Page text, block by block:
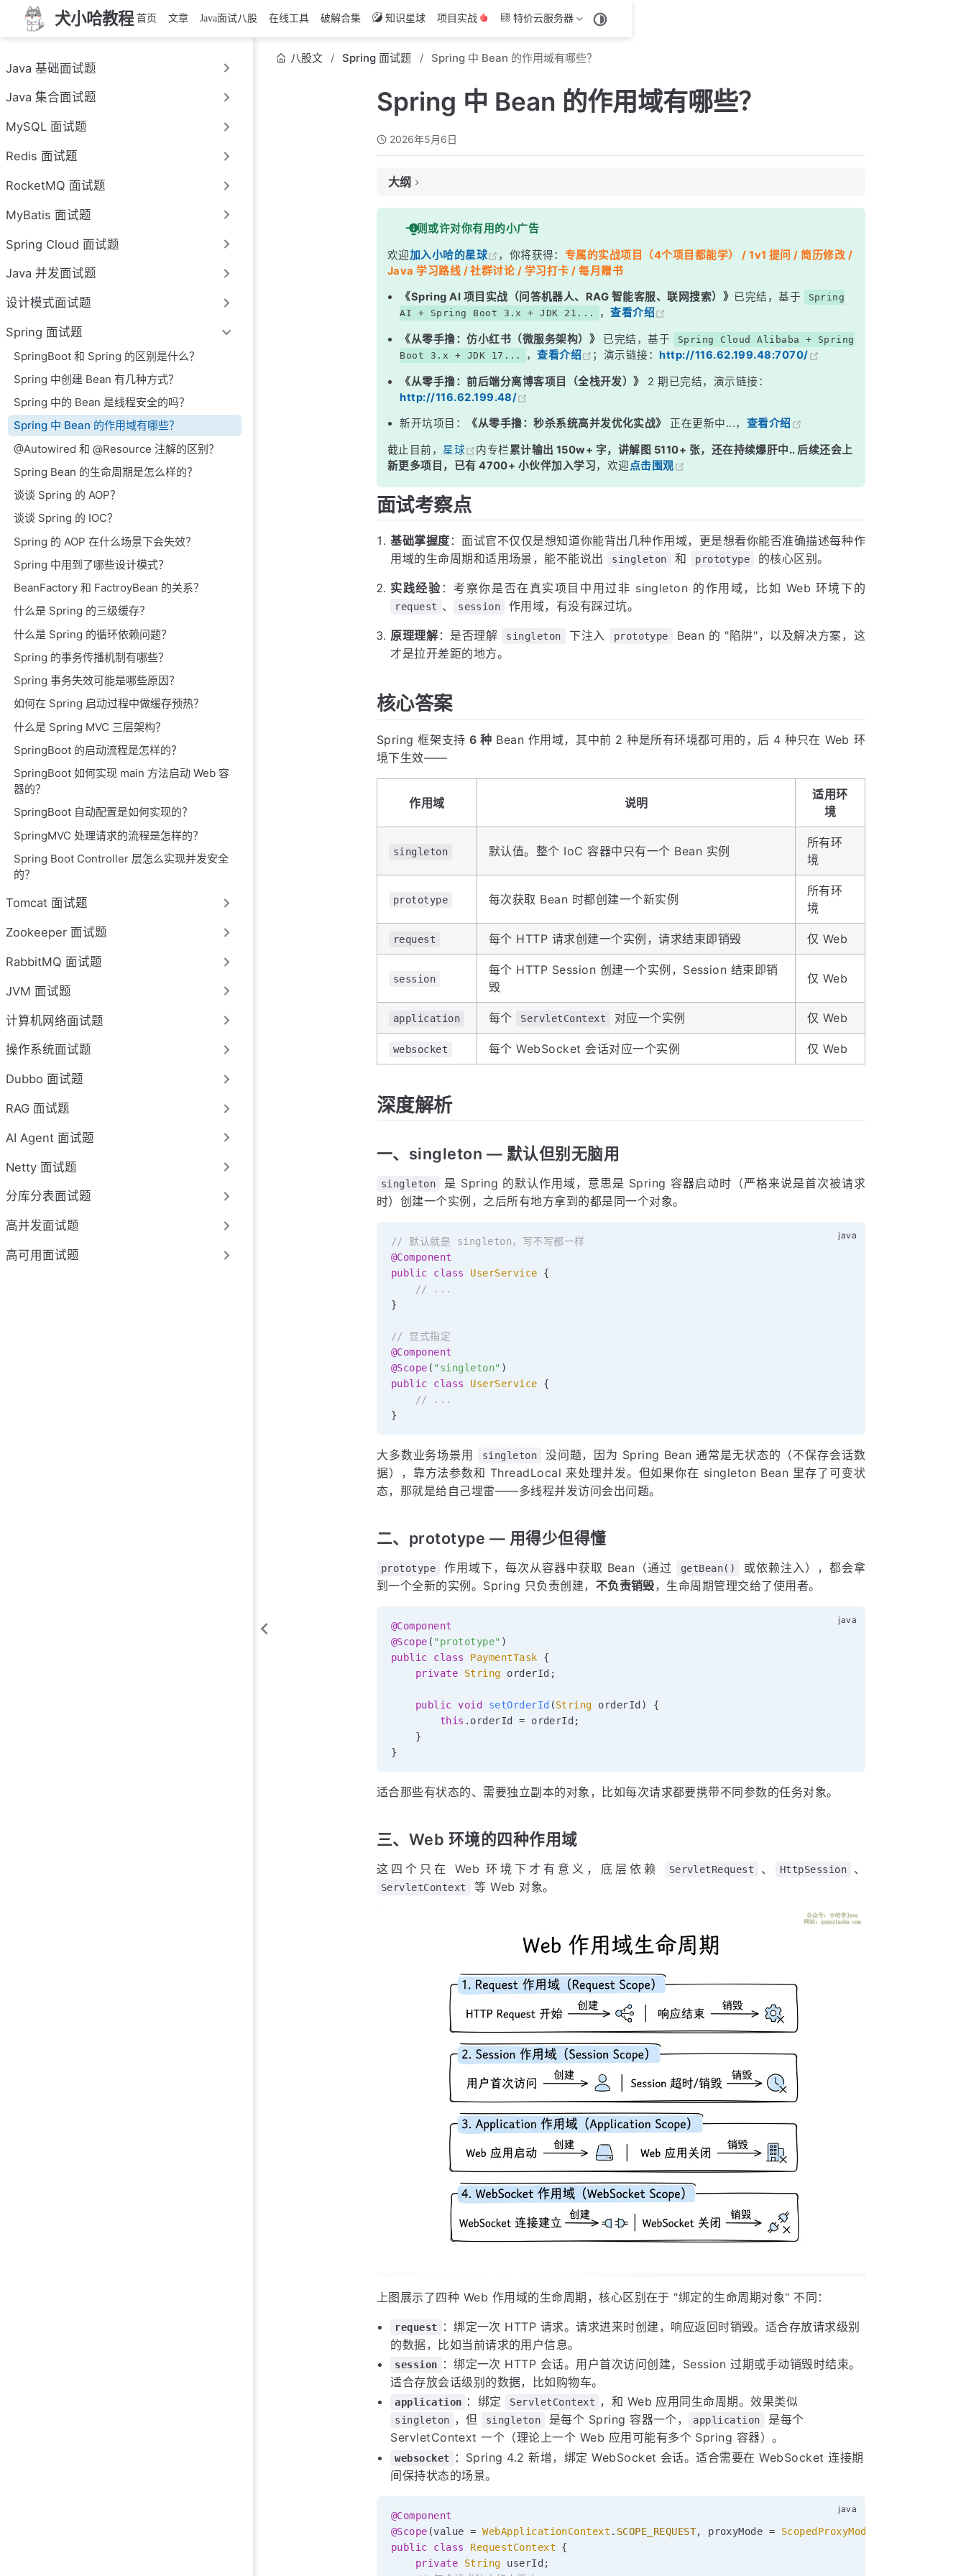
犬小哈教程 首页 文章 Java面试八股 在线工具 破解合集 知识星球 项目实战 特价云服务器
Java 基础面试题
Java 集合面试题
MySQL 面试题
Redis 面试题
RocketMQ 面试题
MyBatis 面试题
Spring Cloud 面试题
Java 并发面试题
设计模式面试题
Spring 面试题
SpringBoot 和 Spring 的区别是什么？
Spring 中创建 Bean 有几种方式？
Spring 中的 Bean 是线程安全的吗？
Spring 中 Bean 的作用域有哪些？
@Autowired 和 @Resource 注解的区别？
Spring Bean 的生命周期是怎么样的？
谈谈 Spring 的 AOP？
谈谈 Spring 的 IOC？
Spring 的 AOP 在什么场景下会失效？
Spring 中用到了哪些设计模式？
BeanFactory 和 FactroyBean 的关系？
什么是 Spring 的三级缓存？
什么是 Spring 的循环依赖问题？
Spring 的事务传播机制有哪些？
Spring 事务失效可能是哪些原因？
如何在 Spring 启动过程中做缓存预热？
什么是 Spring MVC 三层架构？
SpringBoot 的启动流程是怎样的？
SpringBoot 如何实现 main 方法启动 Web 容
器的？
SpringBoot 自动配置是如何实现的？
SpringMVC 处理请求的流程是怎样的？
Spring Boot Controller 层怎么实现并发安全
的？
Tomcat 面试题
Zookeeper 面试题
RabbitMQ 面试题
JVM 面试题
计算机网络面试题
操作系统面试题
Dubbo 面试题
RAG 面试题
AI Agent 面试题
Netty 面试题
分库分表面试题
高并发面试题
高可用面试题
八股文 Spring 面试题 Spring 中 Bean 的作用域有哪些？
Spring 中 Bean 的作用域有哪些？
2026年5月6日
大纲
面试考察点
核心答案
深度解析
二、prototype — 用得少但得懂
三、Web 环境的四种作用域
四、singleton 里注入 prototype 的 &quot;陷阱&quot;
五、如何指定作用域
面试高频追问
常见面试变体
记忆口诀
一则或许对你有用的小广告
欢迎加入小哈的星球 ，你将获得： 专属的实战项目（4个项目都能学） / 1v1 提问 / 简历修改 /
Java 学习路线 / 社群讨论 / 学习打卡 / 每月赠书
《Spring AI 项目实战（问答机器人、RAG 智能客服、联网搜索）》 已完结，基于
Spring
AI + Spring Boot 3.x + JDK 21...
，查看介绍
《从零手撸：仿小红书（微服务架构）》 已完结，基于
Spring Cloud Alibaba + Spring
Boot 3.x + JDK 17...
，查看介绍 ；演示链接：http://116.62.199.48:7070/
《从零手撸：前后端分离博客项目（全栈开发）》
2 期已完结，演示链接：
http://116.62.199.48/
新开坑项目： 《从零手撸：秒杀系统高并发优化实战》 正在更新中...， 查看介绍
截止目前， 星球 内专栏累计输出 150w+ 字，讲解图 5110+ 张，还在持续爆肝中.. 后续还会上
新更多项目，已有 4700+ 小伙伴加入学习，欢迎点击围观
面试考察点
基础掌握度 ：面试官不仅仅是想知道你能背出几种作用域，更是想看你能否准确描述每种作
用域的生命周期和适用场景，能不能说出
singleton 和 prototype 的核心区别。
实践经验 ：考察你是否在真实项目中用过非 singleton 的作用域，比如 Web 环境下的
request 、 session 作用域，有没有踩过坑。
原理理解 ：是否理解 singleton 下注入 prototype
Bean 的 "陷阱"，以及解决方案，这
才是拉开差距的地方。
核心答案
Spring 框架支持6 种 Bean 作用域，其中前 2 种是所有环境都可用的，后 4 种只在 Web 环
境下生效——
作用域 说明
适用环
境
singleton 默认值。整个 IoC 容器中只有一个 Bean 实例
所有环
境
prototype 每次获取 Bean 时都创建一个新实例
所有环
境
request 每个 HTTP 请求创建一个实例，请求结束即销毁 仅 Web
session
每个 HTTP Session 创建一个实例，Session 结束即销
毁
仅 Web
application 每个 ServletContext 对应一个实例 仅 Web
websocket 每个 WebSocket 会话对应一个实例 仅 Web
深度解析
一、singleton — 默认但别无脑用
singleton
是 Spring 的默认作用域，意思是 Spring 容器启动时（严格来说是首次被请求
时）创建一个实例，之后所有地方拿到的都是同一个对象。
// 默认就是 singleton，写不写都一样
@Component
public
class UserService
{
// ...
}
// 显式指定
@Component
@Scope ( "singleton" )
public
class UserService
{
// ...
}
大多数业务场景用 singleton
没问题，因为 Spring Bean 通常是无状态的（不保存会话数
据），靠方法参数和 ThreadLocal 来处理并发。但如果你在 singleton Bean 里存了可变状
态，那就是给自己埋雷——多线程并发访问会出问题。
二、prototype — 用得少但得懂
prototype 作用域下，每次从容器中获取 Bean（通过 getBean()
或依赖注入），都会拿
到一个全新的实例。Spring 只负责创建， 不负责销毁，生命周期管理交给了使用者。
@Component
@Scope ( "prototype" )
public
class PaymentTask
{
private
String orderId ;
public void setOrderId (String orderId )
{
this . orderId = orderId ;
}
}
适合那些有状态的、需要独立副本的对象，比如每次请求都要携带不同参数的任务对象。
三、Web 环境的四种作用域
这四个只在 Web 环境下才有意义，底层依赖 ServletRequest 、 HttpSession 、
ServletContext 等 Web 对象。
上图展示了四种 Web 作用域的生命周期，核心区别在于 "绑定的生命周期对象" 不同：
request
：绑定一次 HTTP 请求。请求进来时创建，响应返回时销毁。适合存放请求级别
的数据，比如当前请求的用户信息。
session
：绑定一次 HTTP 会话。用户首次访问创建，Session 过期或手动销毁时结束。
适合存放会话级别的数据，比如购物车。
application ：绑定 ServletContext ，和 Web 应用同生命周期。效果类似
singleton ，但 singleton 是每个 Spring 容器一个， application
是每个
ServletContext 一个（理论上一个 Web 应用可能有多个 Spring 容器）。
websocket
：Spring 4.2 新增，绑定 WebSocket 会话。适合需要在 WebSocket 连接期
间保持状态的场景。
@Component
@Scope (value = WebApplicationContext . SCOPE_REQUEST, proxyMode = ScopedProxyMode
public
class RequestContext
{
private
String userId ;